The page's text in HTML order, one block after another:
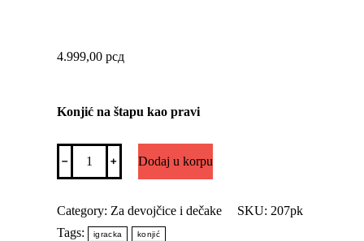
4.999,00 рсд
Konjić na štapu kao pravi
Konjić
na
štapu
pravi
﹣ ﹢ Dodaj u korpu
Category: Za devojčice i dečake SKU: 207pk
Tags:
igracka konjić